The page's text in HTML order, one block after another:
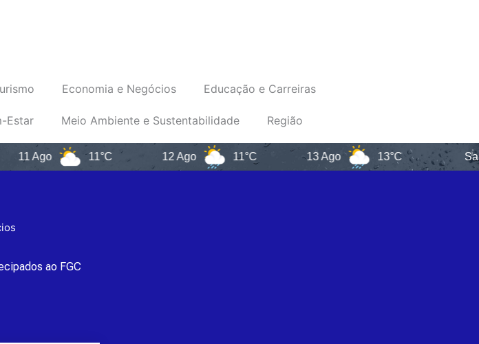
Economia e Negócios Educação e Carreiras
Estar Meio Ambiente e Sustentabilidade Região
11°C 11°C 13 Ago 13°C Santa
ao FGC